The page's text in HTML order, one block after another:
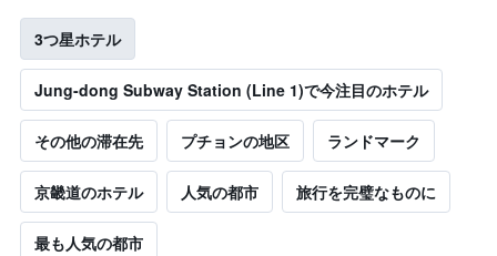
3つ星ホテル
Jung-dong Subway Station (Line 1)で今注目のホテル
その他の滞在先 プチョンの地区 ランドマーク
京畿道のホテル 人気の都市 旅行を完璧なものに
最も人気の都市